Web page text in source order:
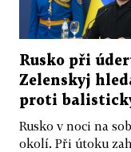
Rusko při
Zelenskyj
proti
Rusko v noci na
okolí. Při útoku